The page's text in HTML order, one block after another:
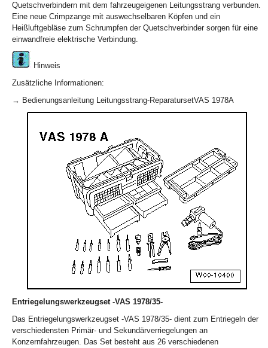
Quetschverbindern mit dem fahrzeugeigenen Leitungsstrang verbunden.
Eine neue Crimpzange mit auswechselbaren Köpfen und ein
Heißluftgebläse zum Schrumpfen der Quetschverbinder sorgen für eine
einwandfreie elektrische Verbindung.
Hinweis
Zusätzliche Informationen:
→ Bedienungsanleitung Leitungsstrang-ReparatursetVAS 1978A
Entriegelungswerkzeugset -VAS 1978/35-
Das Entriegelungswerkzeugset -VAS 1978/35- dient zum Entriegeln der
verschiedensten Primär- und Sekundärverriegelungen an
Konzernfahrzeugen. Das Set besteht aus 26 verschiedenen